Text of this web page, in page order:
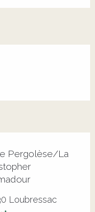
Pergolèse/La
Loubressac